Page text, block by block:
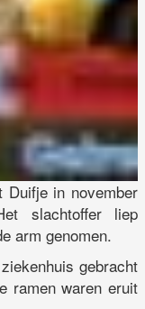
Duifje in november
slachtoffer liep
arm genomen.
gebracht
ramen waren eruit